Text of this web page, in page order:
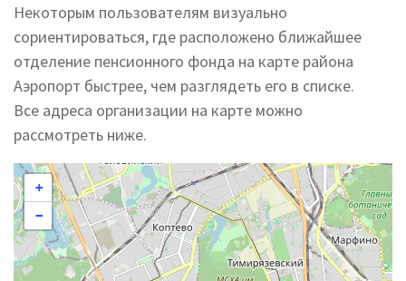
Некоторым пользователям визуально
сориентироваться, где расположено ближайшее
отделение пенсионного фонда на карте района
Аэропорт быстрее, чем разглядеть его в списке.
Все адреса организации на карте можно
рассмотреть ниже.
+
−